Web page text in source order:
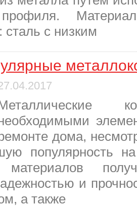
профиля.
сталь с низким
дома,
популярность
материалов
и
а также